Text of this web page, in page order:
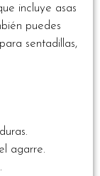
incluye asas
puedes
sentadillas,
agarre.